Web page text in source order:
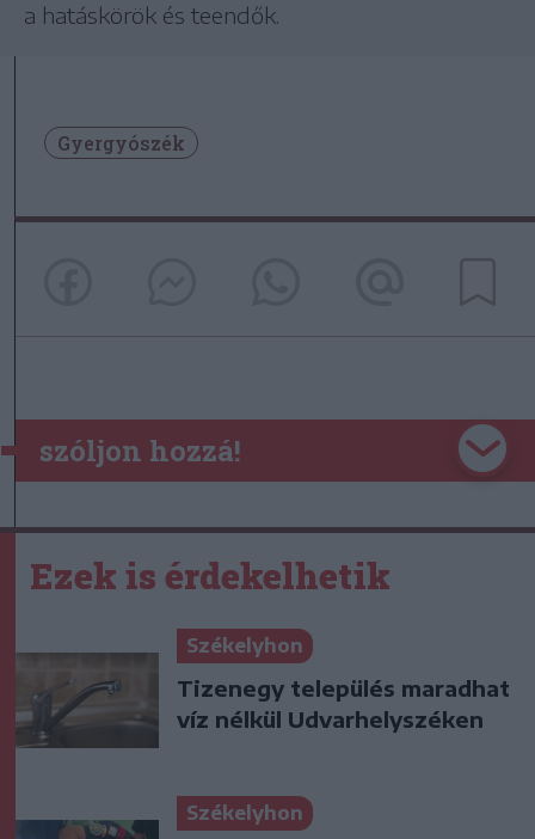
a hatáskörök és teendők.
Gyergyószék
szóljon hozzá!
Ezek is érdekelhetik
Székelyhon
Tizenegy település maradhat
víz nélkül Udvarhelyszéken
Székelyhon